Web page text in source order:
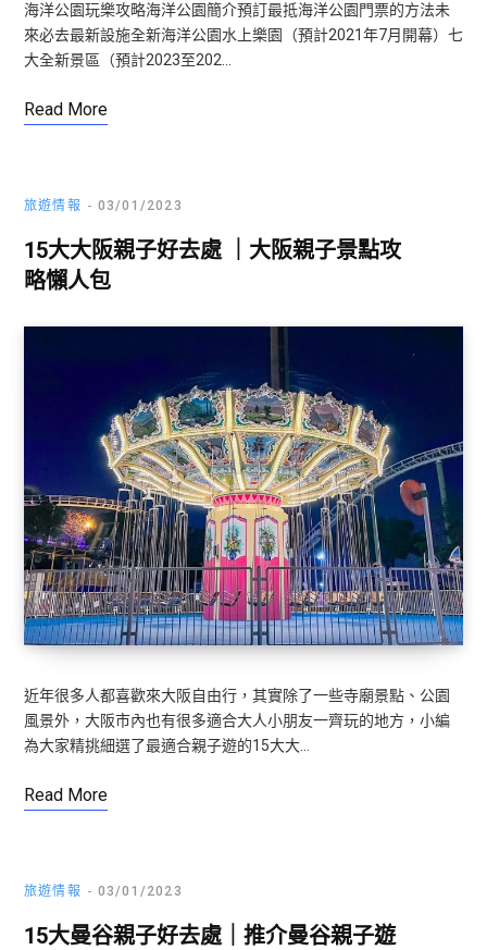
海洋公園玩樂攻略海洋公園簡介預訂最抵海洋公園門票的方法未
來必去最新設施全新海洋公園水上樂園（預計2021年7月開幕）七
大全新景區（預計2023至202…
Read More
旅遊情報 03/01/2023
15大大阪親子好去處 ｜大阪親子景點攻
略懶人包
近年很多人都喜歡來大阪自由行，其實除了一些寺廟景點、公園
風景外，大阪市內也有很多適合大人小朋友一齊玩的地方，小編
為大家精挑細選了最適合親子遊的15大大…
Read More
旅遊情報 03/01/2023
15大曼谷親子好去處｜推介曼谷親子遊